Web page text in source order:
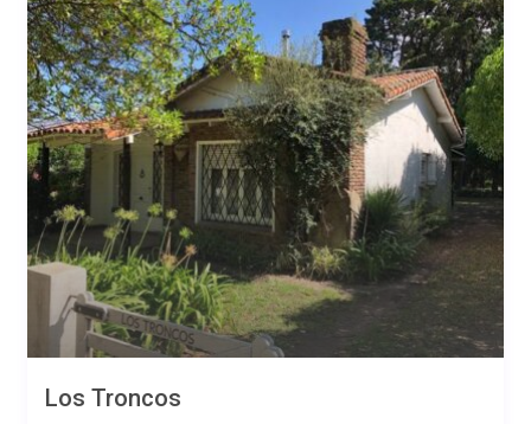
Los Troncos